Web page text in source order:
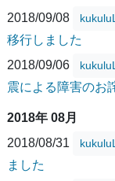
2018/09/08
移行しました
2018/09/06
震による障害のお
2018年 08月
2018/08/31
ました